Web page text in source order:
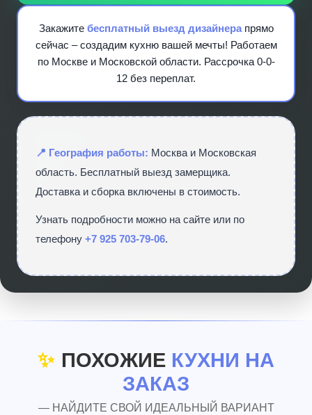
Закажите бесплатный выезд дизайнерапрямо
сейчас – создадим кухню вашей мечты! Работаем
по Москве и Московской области. Рассрочка 0-0-
12 без переплат.
📍 География работы: Москва и Московская
область. Бесплатный выезд замерщика.
Доставка и сборка включены в стоимость.
Узнать подробности можно на сайте или по
телефону +7 925 703-79-06.
✨ ПОХОЖИЕ КУХНИ НА
ЗАКАЗ
— НАЙДИТЕ СВОЙ ИДЕАЛЬНЫЙ ВАРИАНТ